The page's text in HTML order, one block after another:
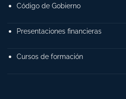
Código de Gobierno
Presentaciones financieras
Cursos de formación